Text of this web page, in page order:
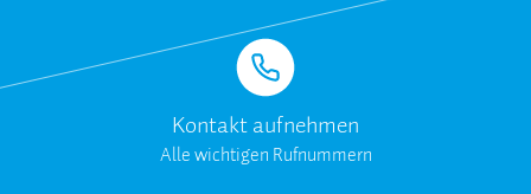
Kontakt aufnehmen
Alle wichtigen Rufnummern